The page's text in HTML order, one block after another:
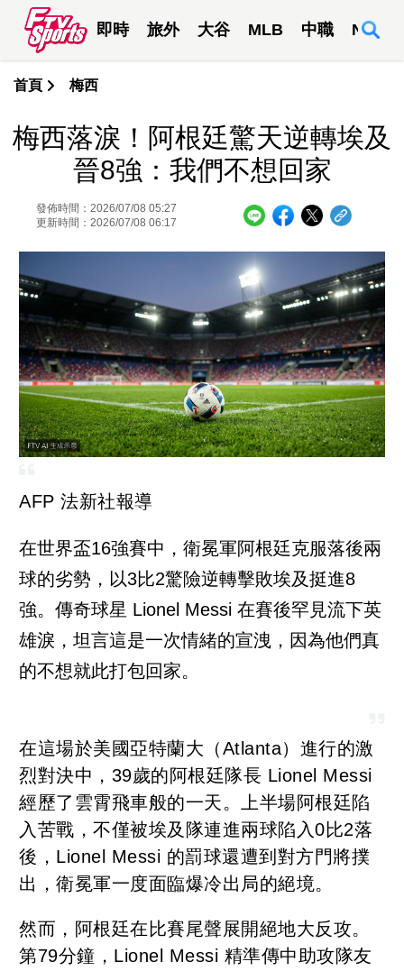
即時 旅外 大谷 MLB 中職 NBA
首頁 梅西
梅西落淚！阿根廷驚天逆轉埃及
晉8強：我們不想回家
發佈時間：2026/07/08 05:27
更新時間：2026/07/08 06:17
AFP 法新社報導
在世界盃16強賽中，衛冕軍阿根廷克服落後兩
球的劣勢，以3比2驚險逆轉擊敗埃及挺進8
強。傳奇球星 Lionel Messi 在賽後罕見流下英
雄淚，坦言這是一次情緒的宣洩，因為他們真
的不想就此打包回家。
在這場於美國亞特蘭大（Atlanta）進行的激
烈對決中，39歲的阿根廷隊長 Lionel Messi
經歷了雲霄飛車般的一天。上半場阿根廷陷
入苦戰，不僅被埃及隊連進兩球陷入0比2落
後，Lionel Messi 的罰球還遭到對方門將撲
出，衛冕軍一度面臨爆冷出局的絕境。
然而，阿根廷在比賽尾聲展開絕地大反攻。
第79分鐘，Lionel Messi 精準傳中助攻隊友